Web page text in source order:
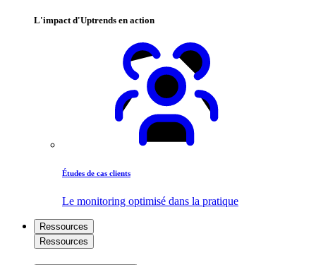
L'impact d'Uptrends en action
Études de cas clients
Le monitoring optimisé dans la pratique
Ressources
Ressources